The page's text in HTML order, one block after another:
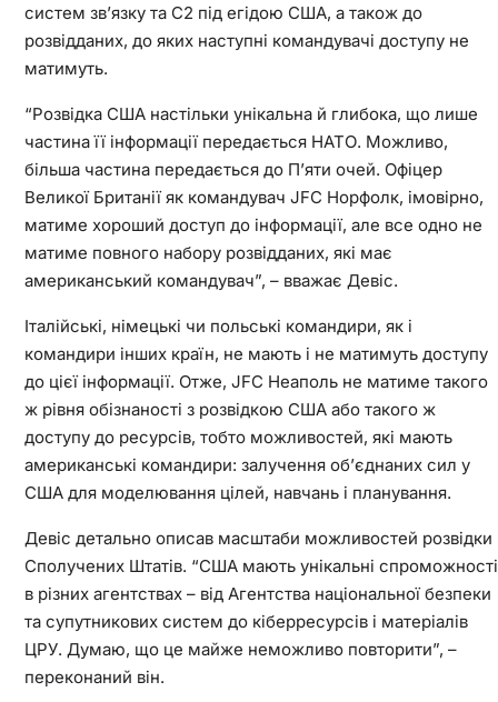
систем зв’язку та C2 під егідою США, а також до
розвідданих, до яких наступні командувачі доступу не
матимуть.
“Розвідка США настільки унікальна й глибока, що лише
частина її інформації передається НАТО. Можливо,
більша частина передається до П’яти очей. Офіцер
Великої Британії як командувач JFC Норфолк, імовірно,
матиме хороший доступ до інформації, але все одно не
матиме повного набору розвідданих, які має
американський командувач”, – вважає Девіс.
Італійські, німецькі чи польські командири, як і
командири інших країн, не мають і не матимуть доступу
до цієї інформації. Отже, JFC Неаполь не матиме такого
ж рівня обізнаності з розвідкою США або такого ж
доступу до ресурсів, тобто можливостей, які мають
американські командири: залучення об’єднаних сил у
США для моделювання цілей, навчань і планування.
Девіс детально описав масштаби можливостей розвідки
Сполучених Штатів. “США мають унікальні спроможності
в різних агентствах – від Агентства національної безпеки
та супутникових систем до кіберресурсів і матеріалів
ЦРУ. Думаю, що це майже неможливо повторити”, –
переконаний він.